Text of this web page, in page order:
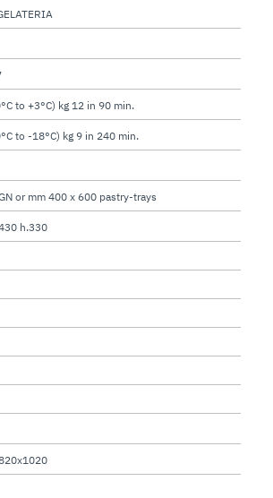
to +3°C) kg 12 in 90 min.
to -18°C) kg 9 in 240 min.
or mm 400 x 600 pastry-trays
h.330